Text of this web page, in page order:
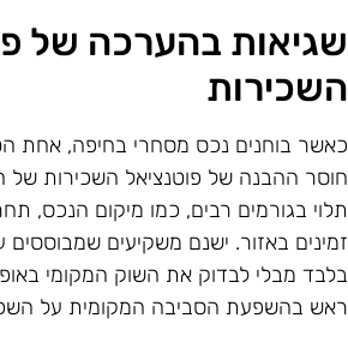
בהערכה של
בוחנים נכס מסחרי בחיפה, אחת
ההבנה של פוטנציאל השכירות של
בגורמים רבים, כמו מיקום הנכס,
באזור. ישנם משקיעים שמבוססים
מבלי לבדוק את השוק המקומי באופן
בהשפעת הסביבה המקומית על